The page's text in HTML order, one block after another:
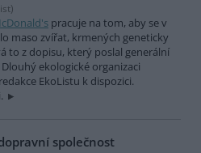
pracuje na tom, aby se v
maso zvířat, krmených geneticky
to z dopisu, který poslal generální
ekologické organizaci
EkoListu k dispozici.
společnost